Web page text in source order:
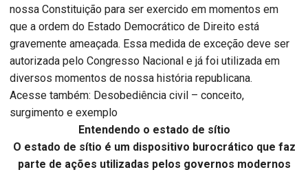
nossa Constituição para ser exercido em momentos em
que a ordem do Estado Democrático de Direito está
gravemente ameaçada. Essa medida de exceção deve ser
autorizada pelo Congresso Nacional e já foi utilizada em
diversos momentos de nossa história republicana.
Acesse também: Desobediência civil – conceito,
surgimento e exemplo
Entendendo o estado de sítio
O estado de sítio é um dispositivo burocrático que faz
parte de ações utilizadas pelos governos modernos